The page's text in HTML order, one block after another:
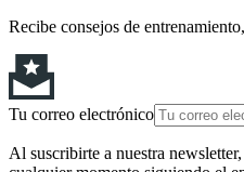
Recibe consejos de
Tu correo electrónico
Al suscribirte a nuestra